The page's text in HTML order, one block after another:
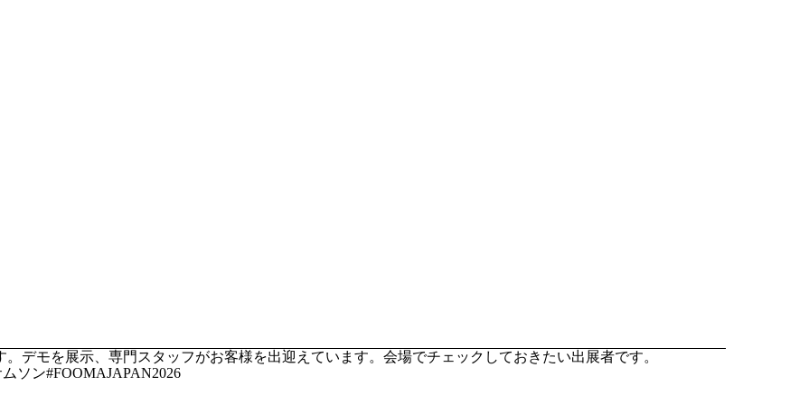
デモを展示、専門スタッフがお客様を出迎えています。会場でチェックしておきたい出展者です。
ソン#FOOMAJAPAN2026